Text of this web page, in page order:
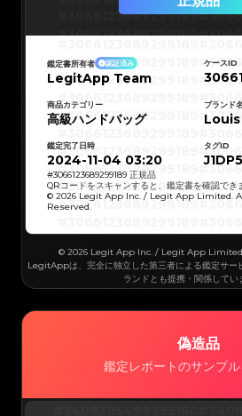
#3066123689299189
#3066123689299189
#3066123689299189
#3066123689299189
#3066123689299189
#3066123689299189
#3066123689299189
#3066123689299189
#3066123689299189
#3066123689299189
#3066123689299189
#3066123689299189
#3066123689299189
#3066123689299189
#3066123689299189
#3066123689299189
#3066123689299189
#3066123689299189
#3066123689299189
#3066123689299189
#3066123689299189
#3066123689299189
#3066123689299189
#3066123689299189
#3066123689299189
#3066123689299189
#3066123689299189
#3066123689299189
#3066123689299189
#3066123689299189
#3066123689299189
#3066123689299189
#3066123689299189
鑑定書所有者 認証済み
LegitApp Team
ケースID
商品カテゴリー
高級ハンドバッグ
ブランド名
鑑定完了日時
2024-11-04 03:20
タグID
#3066123689299189 正規品
QRコードをスキャンすると、鑑定書を確認でき
© 2026 Legit App Inc. / Legit App Limited.
Reserved.
© 2026 Legit App Inc. / Legit App
LegitAppは、完全に独立した第三者による鑑定サー
ランドとも提携・関係してい
偽造品
鑑定レポートのサンプ